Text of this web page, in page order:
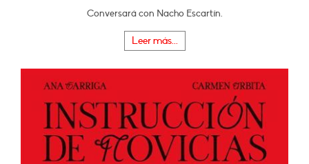
Conversará con Nacho Escartín.
Leer más...